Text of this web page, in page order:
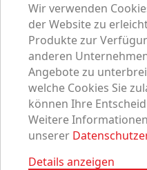
Hund
Vögel
Wir verwenden
der Website zu
Produkte zur
anderen
Angebote zu
welche Cookies Sie
können Ihre
Weitere
unserer
Details anzeigen